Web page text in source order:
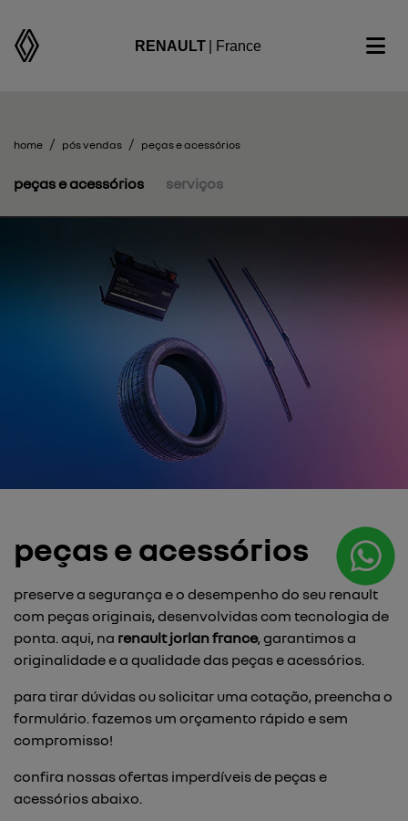
RENAULT | France
home pós vendas peças e acessórios
peças e acessórios serviços
peças e acessórios
preserve a segurança e o desempenho do seu renault
com peças originais, desenvolvidas com tecnologia de
ponta. aqui, na renault jorlan france, garantimos a
originalidade e a qualidade das peças e acessórios.
para tirar dúvidas ou solicitar uma cotação, preencha o
formulário. fazemos um orçamento rápido e sem
compromisso!
confira nossas ofertas imperdíveis de peças e
acessórios abaixo.